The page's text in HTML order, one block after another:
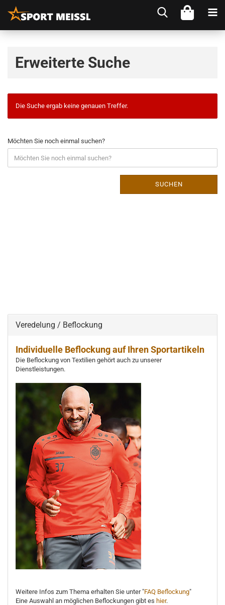
Erweiterte Suche
Die Suche ergab keine genauen Treffer.
Möchten Sie noch einmal suchen?
SUCHEN
Veredelung / Beflockung
Individuelle Beflockung auf Ihren Sportartikeln
Die Beflockung von Textilien gehört auch zu unserer
Dienstleistungen.
Weitere Infos zum Thema erhalten Sie unter "FAQ Beflockung"
Eine Auswahl an möglichen Beflockungen gibt es hier.